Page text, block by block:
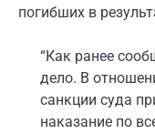
погибших в
“Как ранее
дело. В
санкции суда
наказание по